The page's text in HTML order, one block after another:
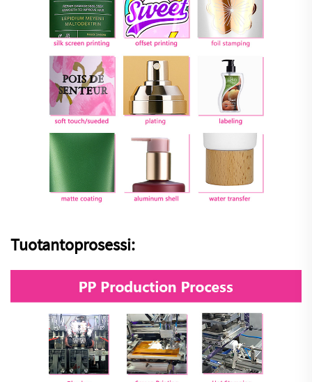
Tuotantoprosessi: